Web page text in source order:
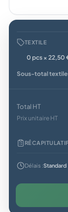
TEXTILE
0 pcs × 22,50
Sous-total textile
Total HT
Prix unitaire HT
Délais :Standard